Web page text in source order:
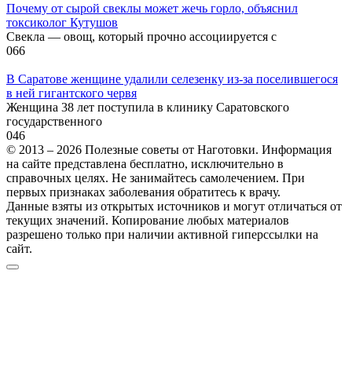
Почему от сырой свеклы может жечь горло, объяснил
токсиколог Кутушов
Свекла — овощ, который прочно ассоциируется с
066
В Саратове женщине удалили селезенку из-за поселившегося
в ней гигантского червя
Женщина 38 лет поступила в клинику Саратовского
государственного
046
© 2013 – 2026 Полезные советы от Наготовки. Информация
на сайте представлена бесплатно, исключительно в
справочных целях. Не занимайтесь самолечением. При
первых признаках заболевания обратитесь к врачу.
Данные взяты из открытых источников и могут отличаться от
текущих значений. Копирование любых материалов
разрешено только при наличии активной гиперссылки на
сайт.